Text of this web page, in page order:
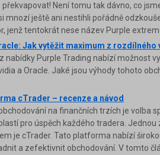
Není tomu tak dávno, co
mnozí ještě ani nestihli pořádně
jenž tentokrát nese název Purple
Jak vytěžit maximum z rozdílného
nabídky Purple Trading nabízí možnost
a Oracle. Jaké jsou výhody tohoto
cTrader – recenze a návod
na finančních trzích je volba
pro úspěch každého tradera.
je cTrader. Tato platforma nabízí
a zefektivnit obchodování. V tomto